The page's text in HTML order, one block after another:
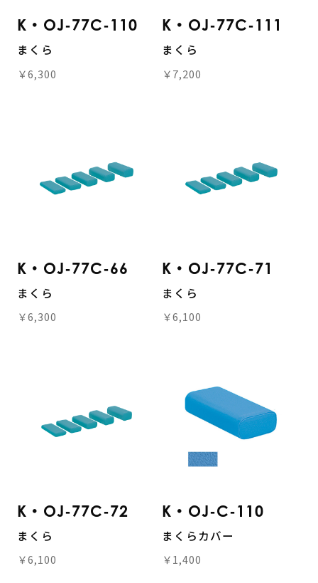
K・OJ-77C-110
まくら
￥6,300
K・OJ-77C-111
まくら
￥7,200
K・OJ-77C-66
まくら
￥6,300
K・OJ-77C-71
まくら
￥6,100
K・OJ-77C-72
まくら
￥6,100
K・OJ-C-110
まくらカバー
￥1,400